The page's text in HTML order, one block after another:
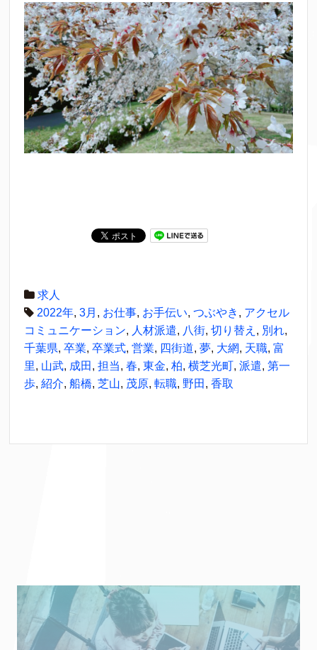
求人
2022年,3月 , お仕事, お手伝い,つぶやき , アクセル
コミュニケーション, 人材派遣, 八街,切り替え , 別れ,
千葉県,卒業,卒業式,営業, 四街道,夢, 大網, 天職,富
里, 山武, 成田 ,担当,春,東金,柏,横芝光町,派遣,第一
歩,紹介,船橋,芝山, 茂原,転職, 野田 ,香取